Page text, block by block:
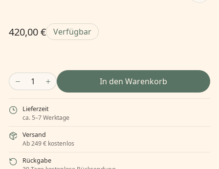
420,00 € Verfügbar
1 In den Warenkorb
Lieferzeit
ca. 5–7 Werktage
Versand
Ab 249 € kostenlos
Rückgabe